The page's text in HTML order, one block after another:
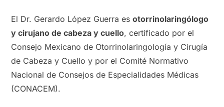
El Dr. Gerardo López Guerra esotorrinolaringólogo
y cirujano de cabeza y cuello, certificado por el
Consejo Mexicano de Otorrinolaringología y Cirugía
de Cabeza y Cuello y por el Comité Normativo
Nacional de Consejos de Especialidades Médicas
(CONACEM).